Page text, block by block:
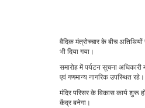
वैदिक मंत्रोच्चार के बीच
भी दिया गया।
समारोह में पर्यटन सूचना
एवं गणमान्य नागरिक उपस्थित रहे।
मंदिर परिसर के विकास कार्य शुरू
केंद्र बनेगा।